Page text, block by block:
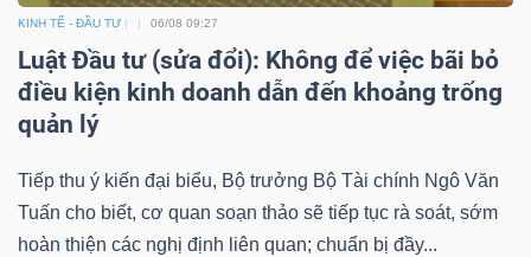
KINH TẾ - ĐẦU TƯ 06/08 09:27
Luật Đầu tư (sửa đổi): Không để việc bãi bỏ
điều kiện kinh doanh dẫn đến khoảng trống
quản lý
Tiếp thu ý kiến đại biểu, Bộ trưởng Bộ Tài chính Ngô Văn
Tuấn cho biết, cơ quan soạn thảo sẽ tiếp tục rà soát, sớm
hoàn thiện các nghị định liên quan; chuẩn bị đầy...